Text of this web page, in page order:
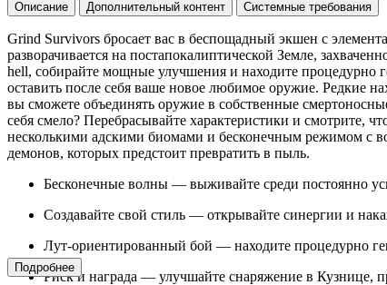
Описание Дополнительный контент Системные требования
Grind Survivors бросает вас в беспощадный экшен с
разворачивается на постапокалиптической Земле,
hell, собирайте мощные улучшения и находите
оставить после себя ваше новое любимое оружие. Редкие
вы сможете объединять оружие в собственные
себя смело? Перебрасывайте характеристики и смотрите,
несколькими адскими биомами и бесконечным режимом с
демонов, которых предстоит превратить в пыль.
Бесконечные волны — выживайте среди постоянно
Создавайте свой стиль — открывайте синергии и
Лут-ориентированный бой — находите процедурно
Риск и награда — улучшайте снаряжение в Кузнице,
Подробнее